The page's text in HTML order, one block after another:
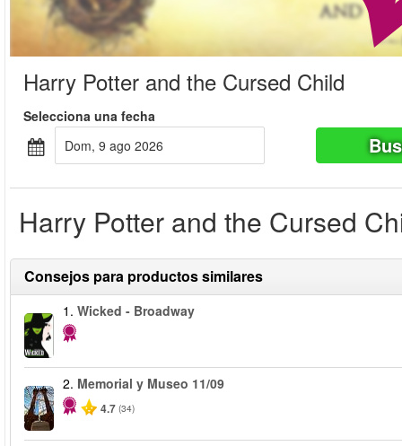
Harry Potter and the Cursed Child
Selecciona una fecha
dom, 9 ago 2026
Harry Potter and the Cursed
Consejos para productos similares
1. Wicked - Broadway
2. Memorial y Museo 11/09
4.7 (34)